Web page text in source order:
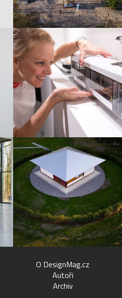
O DesignMag.cz
Autoři
Archiv